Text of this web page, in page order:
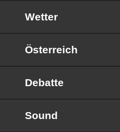
Wetter
Österreich
Debatte
Sound